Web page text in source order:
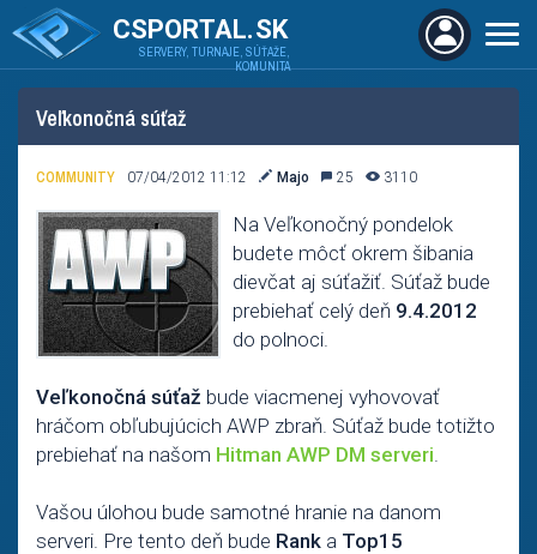
CSPORTAL.SK
SERVERY, TURNAJE, SÚŤAŽE,
KOMUNITA
Veľkonočná súťaž
COMMUNITY 07/04/2012 11:12 Majo 25 3110
Na Veľkonočný pondelok
budete môcť okrem šibania
dievčat aj súťažiť. Súťaž bude
prebiehať celý deň 9.4.2012
do polnoci.
Veľkonočná súťaž bude viacmenej vyhovovať
hráčom obľubujúcich AWP zbraň. Súťaž bude totižto
prebiehať na našom Hitman AWP DM serveri.
Vašou úlohou bude samotné hranie na danom
serveri. Pre tento deň bude Rank a Top15